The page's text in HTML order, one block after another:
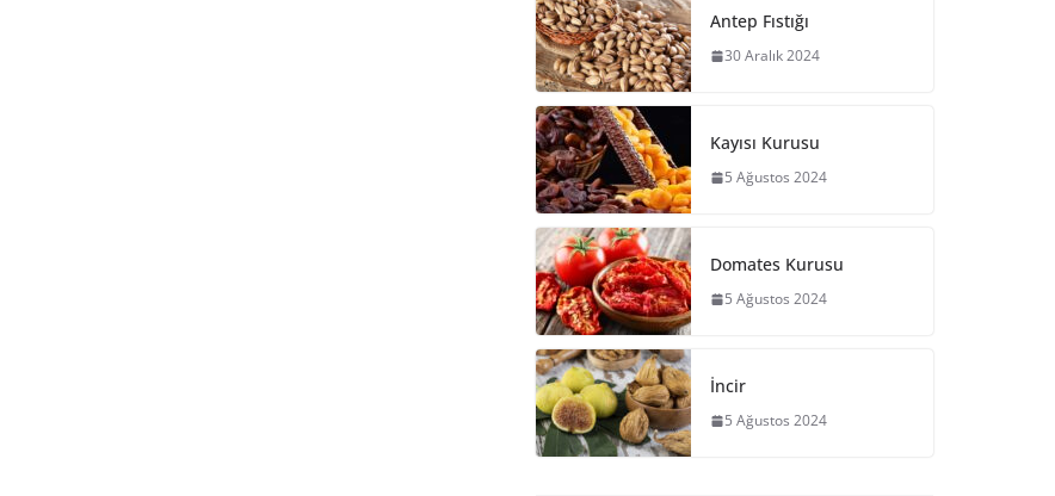
Antep Fıstığı
30 Aralık 2024
Kayısı Kurusu
5 Ağustos 2024
Domates Kurusu
5 Ağustos 2024
İncir
5 Ağustos 2024